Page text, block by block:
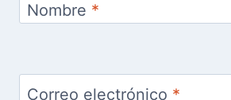
Nombre *
Correo electrónico *